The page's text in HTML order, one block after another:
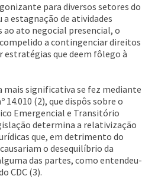
para diversos setores do
a estagnação de atividades
ato negocial presencial, o
a contingenciar direitos
estratégias que deem fôlego à
mais significativa se fez mediante
14.010 (2), que dispôs sobre o
Emergencial e Transitório
determina a relativização
que, em detrimento do
o desequilíbrio da
das partes, como entendeu-
CDC (3).